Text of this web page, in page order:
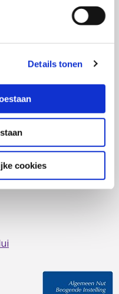
Details tonen
cookies
ook wel
Crohn & Colitis NL zet
van mensen met
van mensen met
door het